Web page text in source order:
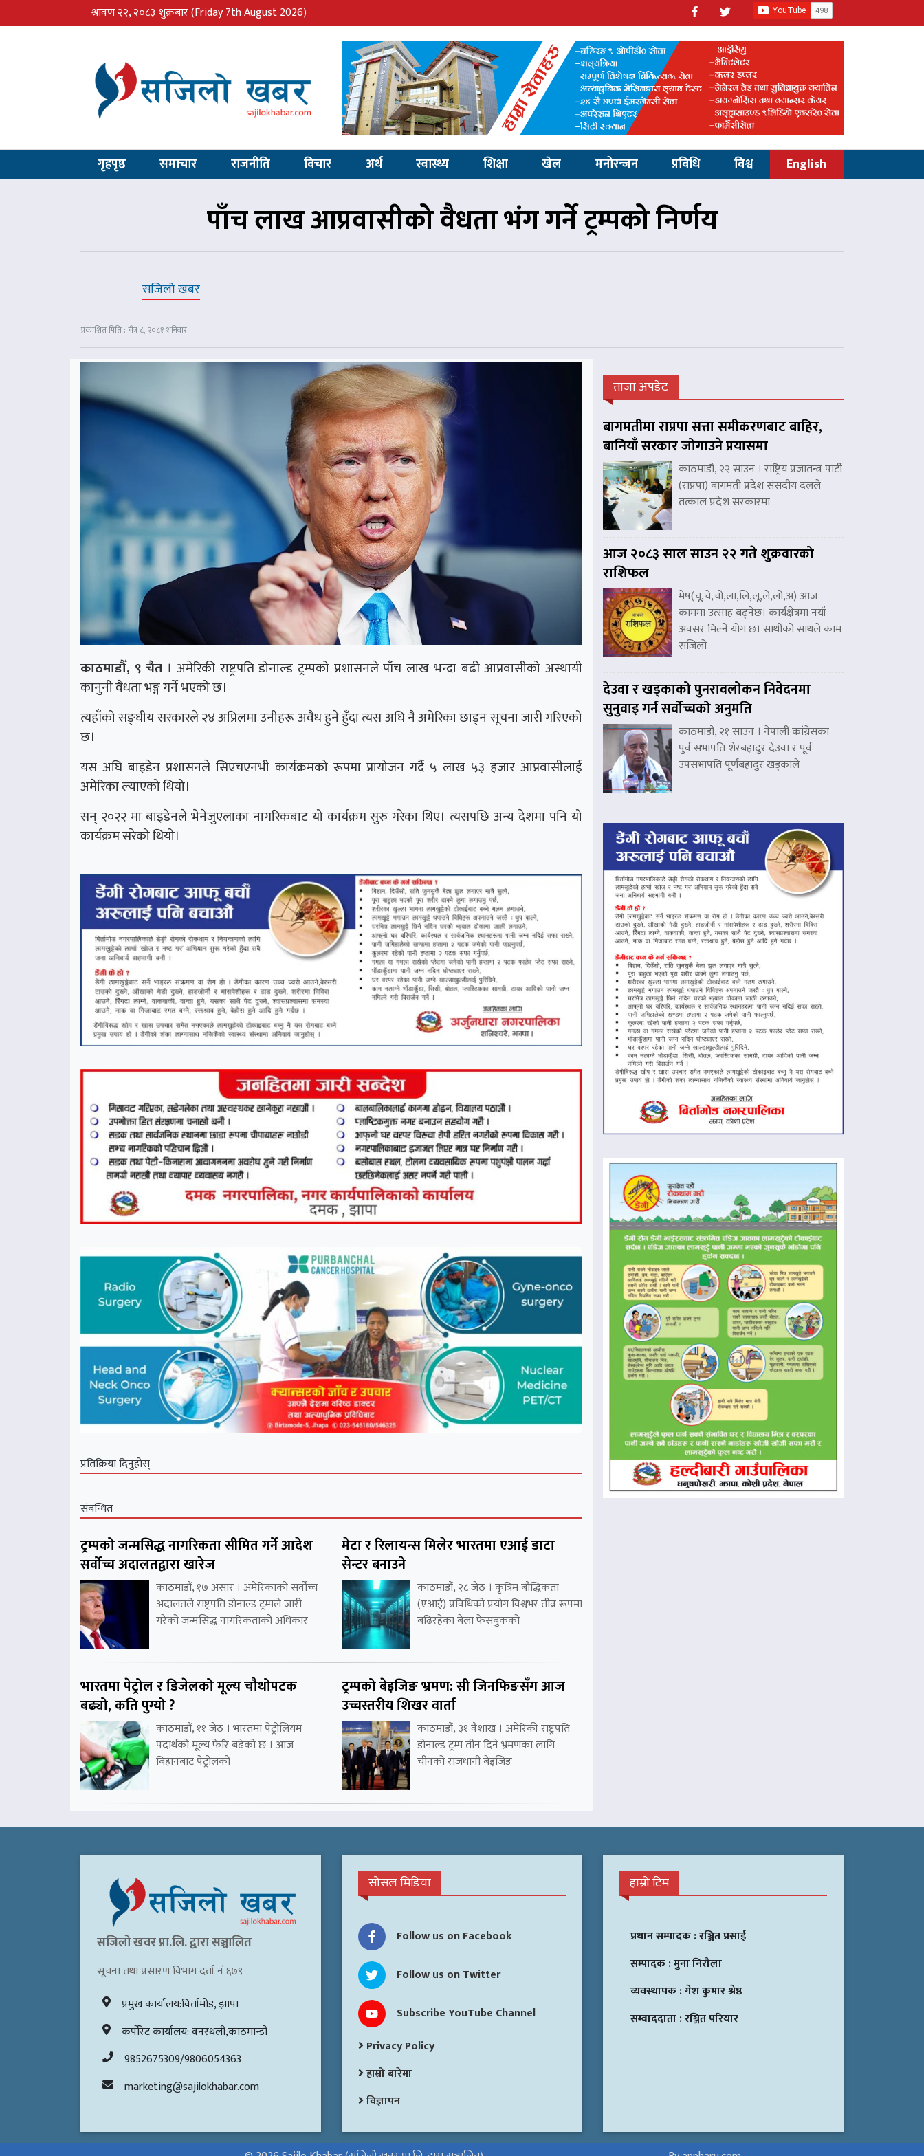
श्रावण २२, २०८३ शुक्रबार(Friday 7th August 2026)
गृहपृष्ठ समाचार राजनीति विचार अर्थ स्वास्थ्य शिक्षा खेल मनोरन्जन प्रविधि विश्व English
पाँच लाख आप्रवासीको वैधता भंग गर्ने ट्रम्पको निर्णय
सजिलो खबर
प्रकाशित मिति : चैत्र ८, २०८१ शनिबार
काठमाडौँ, ९ चैत । अमेरिकी राष्ट्रपति डोनाल्ड ट्रम्पको प्रशासनले पाँच लाख भन्दा बढी आप्रवासीको अस्थायी
कानुनी वैधता भङ्ग गर्ने भएको छ।
त्यहाँको सङ्घीय सरकारले २४ अप्रिलमा उनीहरू अवैध हुने हुँदा त्यस अघि नै अमेरिका छाड्न सूचना जारी गरिएको
छ।
यस अघि बाइडेन प्रशासनले सिएचएनभी कार्यक्रमको रूपमा प्रायोजन गर्दै ५ लाख ५३ हजार आप्रवासीलाई
अमेरिका ल्याएको थियो।
सन् २०२२ मा बाइडेनले भेनेजुएलाका नागरिकबाट यो कार्यक्रम सुरु गरेका थिए। त्यसपछि अन्य देशमा पनि यो
कार्यक्रम सरेको थियो।
प्रतिक्रिया दिनुहोस्
संबन्धित
ट्रम्पको जन्मसिद्ध नागरिकता सीमित गर्ने आदेश
सर्वोच्च अदालतद्वारा खारेज
काठमाडौं, १७ असार । अमेरिकाको सर्वोच्च
अदालतले राष्ट्रपति डोनाल्ड ट्रम्पले जारी
गरेको जन्मसिद्ध नागरिकताको अधिकार
मेटा र रिलायन्स मिलेर भारतमा एआई डाटा
सेन्टर बनाउने
काठमाडौं, २८ जेठ । कृत्रिम बौद्धिकता
(एआई) प्रविधिको प्रयोग विश्वभर तीव्र रूपमा
बढिरहेका बेला फेसबुकको
भारतमा पेट्रोल र डिजेलको मूल्य चौथोपटक
बढ्यो, कति पुग्यो ?
काठमाडौं, ११ जेठ । भारतमा पेट्रोलियम
पदार्थको मूल्य फेरि बढेको छ । आज
बिहानबाट पेट्रोलको
ट्रम्पको बेइजिङ भ्रमण: सी जिनफिङसँग आज
उच्चस्तरीय शिखर वार्ता
काठमाडौं, ३१ वैशाख । अमेरिकी राष्ट्रपति
डोनाल्ड ट्रम्प तीन दिने भ्रमणका लागि
चीनको राजधानी बेइजिङ
ताजा अपडेट
बागमतीमा राप्रपा सत्ता समीकरणबाट बाहिर,
बानियाँ सरकार जोगाउने प्रयासमा
काठमाडौं, २२ साउन । राष्ट्रिय प्रजातन्त्र पार्टी
(राप्रपा) बागमती प्रदेश संसदीय दलले
तत्काल प्रदेश सरकारमा
आज २०८३ साल साउन २२ गते शुक्रवारको
राशिफल
मेष(चू,चे,चो,ला,लि,लू,ले,लो,अ) आज
काममा उत्साह बढ्नेछ। कार्यक्षेत्रमा नयाँ
अवसर मिल्ने योग छ। साथीको साथले काम
सजिलो
देउवा र खड्काको पुनरावलोकन निवेदनमा
सुनुवाइ गर्न सर्वोच्चको अनुमति
काठमाडौं, २१ साउन । नेपाली कांग्रेसका
पुर्व सभापति शेरबहादुर देउवा र पूर्व
उपसभापति पूर्णबहादुर खड्काले
सजिलो खवर प्रा.लि. द्वारा सञ्चालित
सूचना तथा प्रसारण विभाग दर्ता नं ६७९
प्रमुख कार्यालय:विर्तामोड, झापा
कर्पोरेट कार्यालय: वनस्थली,काठमान्डौ
9852675309/9806054363
marketing@sajilokhabar.com
सोसल मिडिया
Follow us on Facebook
Follow us on Twitter
Subscribe YouTube Channel
Privacy Policy
हाम्रो बारेमा
विज्ञापन
हाम्रो टिम
प्रधान सम्पादक :रञ्जित प्रसाई
सम्पादक :मुना निरौला
व्यवस्थापक :गेश कुमार श्रेष्ठ
सम्वाददाता :रञ्जित परियार